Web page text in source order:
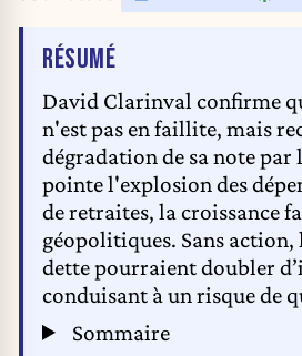
RÉSUMÉDE L'ARTICLE
David Clarinval confirme
n'est pas en faillite, mais
dégradation de sa note par
pointe l'explosion des
de retraites, la croissance
géopolitiques. Sans action,
dette pourraient doubler
conduisant à un risque de
Sommaire